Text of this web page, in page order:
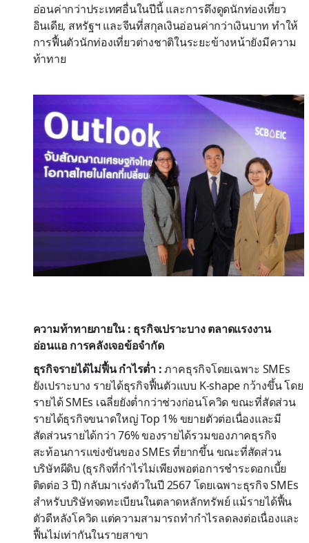
อ่อนค่ากว่าประเทศอื่นในปีนี้ และการดึงดูดนักท่องเที่ยว
อินเดีย, สหรัฐฯ และจีนที่สกุลเงินอ่อนค่ากว่าเงินบาท ทำให้
การฟื้นตัวนักท่องเที่ยวต่างชาติในระยะข้างหน้ายังมีความ
ท้าทาย
ความท้าทายภายใน : ธุรกิจเปราะบาง ตลาดแรงงาน
อ่อนแอ การคลังเจอข้อจำกัด
ธุรกิจรายได้ไม่ฟื้น กำไรต่ำ :ภาคธุรกิจโดยเฉพาะ SMEs
ยังเปราะบาง รายได้ธุรกิจฟื้นตัวแบบ K-shape กว้างขึ้น โดย
รายได้ SMEs เฉลี่ยยังต่ำกว่าช่วงก่อนโควิด ขณะที่สัดส่วน
รายได้ธุรกิจขนาดใหญ่ Top 1% ขยายตัวต่อเนื่องและมี
สัดส่วนรายได้กว่า 76% ของรายได้รวมของภาคธุรกิจ
สะท้อนการแข่งขันของ SMEs ที่ยากขึ้น ขณะที่สัดส่วน
บริษัทผีดิบ (ธุรกิจที่กำไรไม่เพียงพอต่อการชำระดอกเบี้ย
ติดต่อ 3 ปี) กลับมาเร่งตัวในปี 2567 โดยเฉพาะธุรกิจ SMEs
สำหรับบริษัทจดทะเบียนในตลาดหลักทรัพย์ แม้รายได้ฟื้น
ตัวดีหลังโควิด แต่ความสามารถทำกำไรลดลงต่อเนื่องและ
ฟื้นไม่เท่ากันในรายสาขา